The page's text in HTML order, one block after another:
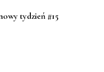
tydzień #15